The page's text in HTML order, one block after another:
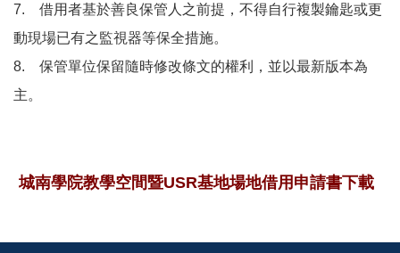
7. 借用者基於善良保管人之前提，不得自行複製鑰匙或更
動現場已有之監視器等保全措施。
8. 保管單位保留隨時修改條文的權利，並以最新版本為
主。
城南學院教學空間暨USR基地場地借用申請書下載